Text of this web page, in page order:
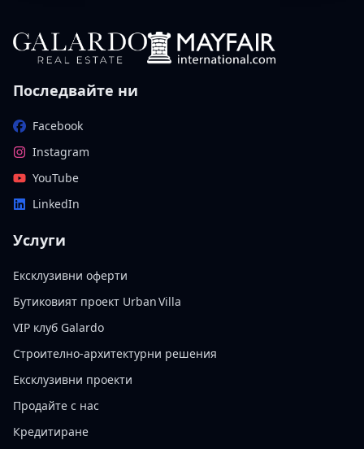
Последвайте ни
Facebook
Instagram
YouTube
LinkedIn
Услуги
Ексклузивни оферти
Бутиковият проект Urban Villa
VIP клуб Galardo
Строително-архитектурни решения
Ексклузивни проекти
Продайте с нас
Кредитиране